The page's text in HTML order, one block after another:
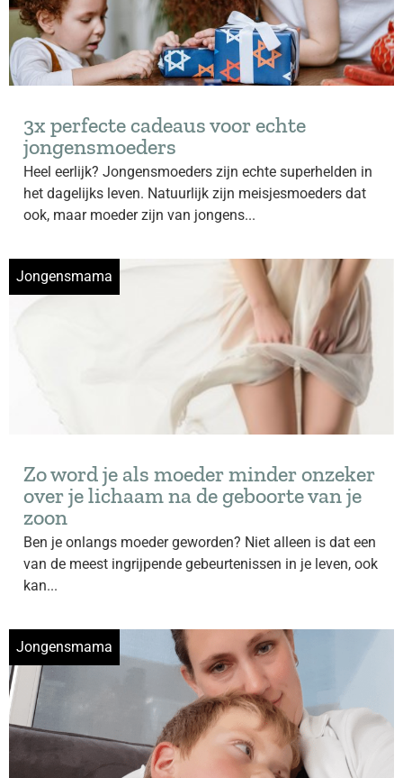
3x perfecte cadeaus voor echte
jongensmoeders
Heel eerlijk? Jongensmoeders zijn echte superhelden in
het dagelijks leven. Natuurlijk zijn meisjesmoeders dat
ook, maar moeder zijn van jongens...
Jongensmama
Zo word je als moeder minder onzeker
over je lichaam na de geboorte van je
zoon
Ben je onlangs moeder geworden? Niet alleen is dat een
van de meest ingrijpende gebeurtenissen in je leven, ook
kan...
Jongensmama